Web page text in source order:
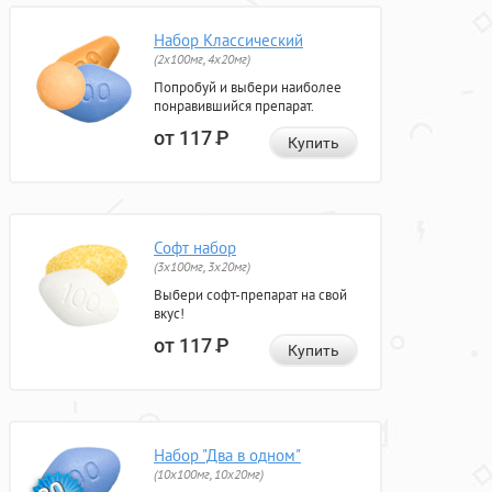
Набор Классический
(2x100мг, 4x20мг)
Попробуй и выбери наиболее
понравившийся препарат.
от 117Р Купить
Софт набор
(3x100мг, 3x20мг)
Выбери софт-препарат на свой
вкус!
от 117Р Купить
Набор "Два в одном"
(10x100мг, 10x20мг)